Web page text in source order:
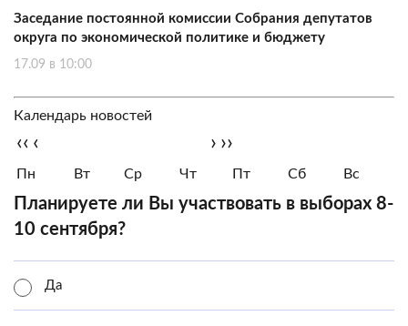
Заседание постоянной комиссии Собрания депутатов
округа по экономической политике и бюджету
17.09 в 10:00
Календарь новостей
‹‹ ‹ › ››
Пн Вт Ср Чт Пт Сб Вс
Планируете ли Вы участвовать в выборах 8-
10 сентября?
Да